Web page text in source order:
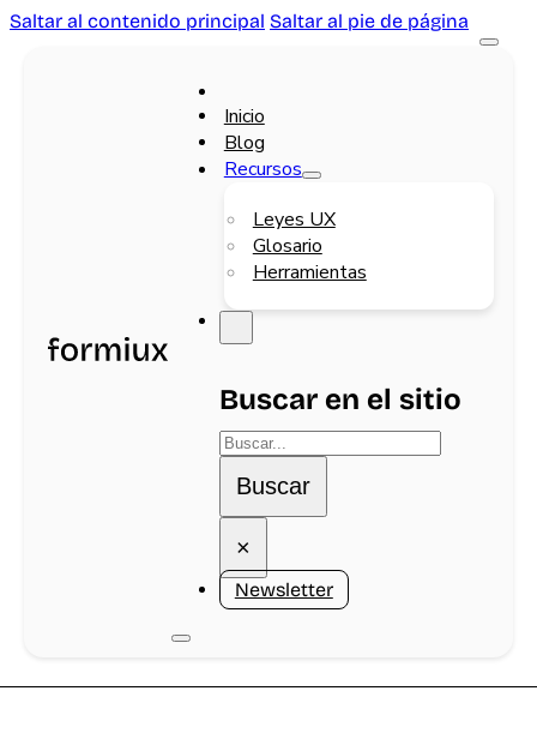
Saltar al contenido principal Saltar al pie de página
Inicio
Blog
Recursos
Leyes UX
Glosario
Herramientas
Buscar en el sitio
Buscar
Buscar
×
Newsletter